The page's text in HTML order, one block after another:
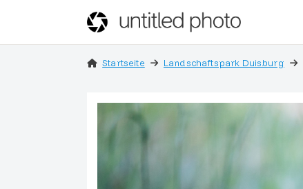
Startseite Landschaftspark Duisburg